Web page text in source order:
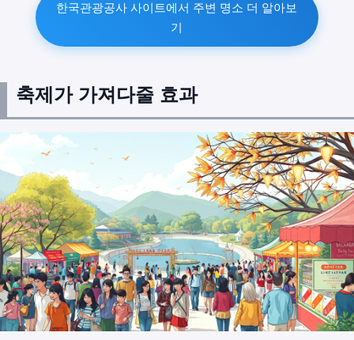
한국관광공사 사이트에서 주변 명소 더 알아보
기
축제가 가져다줄 효과